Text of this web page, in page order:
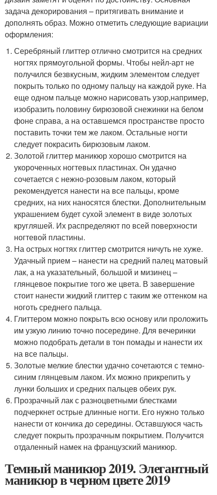
задача декорирования – притягивать внимание и
дополнять образ. Можно отметить следующие вариации
оформления:
Серебряный глиттер отлично смотрится на средних
ногтях прямоугольной формы. Чтобы нейл-арт не
получился безвкусным, жидким элементом следует
покрыть только по одному пальцу на каждой руке. На
еще одном пальце можно нарисовать узор,например,
изобразить половину бирюзовой снежинки на белом
фоне справа, а на оставшемся пространстве просто
поставить точки тем же лаком. Остальные ногти
следует покрасить бирюзовым лаком.
Золотой глиттер маникюр хорошо смотрится на
укороченных ногтевых пластинах. Он удачно
сочетается с нежно-розовым лаком, который
рекомендуется нанести на все пальцы, кроме
средних, на них наносятся блестки. Дополнительным
украшением будет сухой элемент в виде золотых
кругляшей. Их распределяют по всей поверхности
ногтевой пластины.
На острых ногтях глиттер смотрится ничуть не хуже.
Удачный прием – нанести на средний палец матовый
лак, а на указательный, большой и мизинец –
глянцевое покрытие того же цвета. В завершение
стоит нанести жидкий глиттер с таким же оттенком на
ноготь среднего пальца.
Глиттером можно покрыть всю основу или проложить
им узкую линию точно посередине. Для вечеринки
можно подобрать детали в тон помады и нанести их
на все пальцы.
Золотые мелкие блестки удачно сочетаются с темно-
синим глянцевым лаком. Их можно прикрепить у
лунки больших и средних пальцев обеих рук.
Прозрачный лак с разноцветными блестками
подчеркнет острые длинные ногти. Его нужно только
нанести от кончика до середины. Оставшуюся часть
следует покрыть прозрачным покрытием. Получится
отдаленный намек на французский маникюр.
Темный маникюр 2019. Элегантный
маникюр в черном цвете 2019